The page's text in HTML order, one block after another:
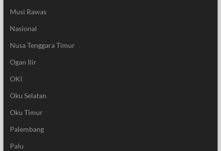
Musi Rawas
Nasional
Nusa Tenggara Timur
Ogan Ilir
OKI
Oku Selatan
Oku Timur
Palembang
Palu